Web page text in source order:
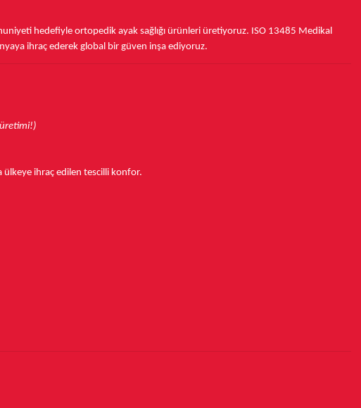
hedefiyle ortopedik ayak sağlığı ürünleri üretiyoruz. ISO 13485 Medikal
ihraç ederek global bir güven inşa ediyoruz.
ülkeye ihraç edilen tescilli konfor.